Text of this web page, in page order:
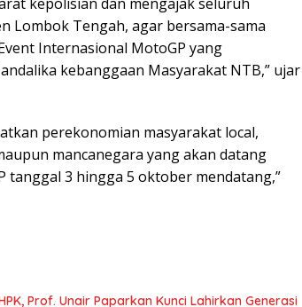
Lombok Tengah, agar bersama-sama
Internasional MotoGP yang
kebanggaan Masyarakat NTB,” ujar
perekonomian masyarakat local,
mancanegara yang akan datang
tanggal 3 hingga 5 oktober mendatang,”
Prof. Unair Paparkan Kunci Lahirkan Generasi